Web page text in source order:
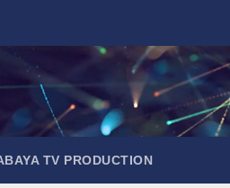
TV PRODUCTION